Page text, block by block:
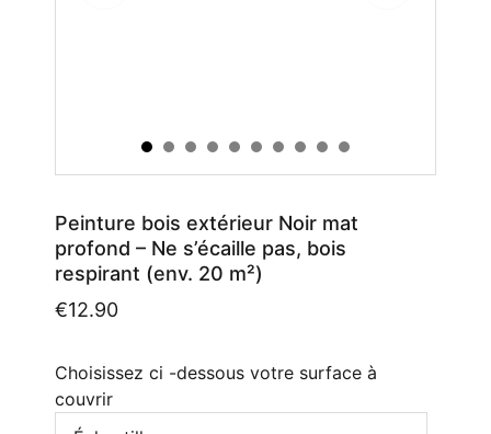
Peinture bois extérieur Noir mat
profond – Ne s’écaille pas, bois
respirant (env. 20 m²)
€12.90
Choisissez ci -dessous votre surface à
couvrir